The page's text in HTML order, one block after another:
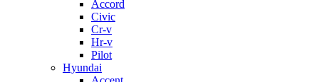
Accord
Civic
Cr-v
Hr-v
Pilot
Hyundai